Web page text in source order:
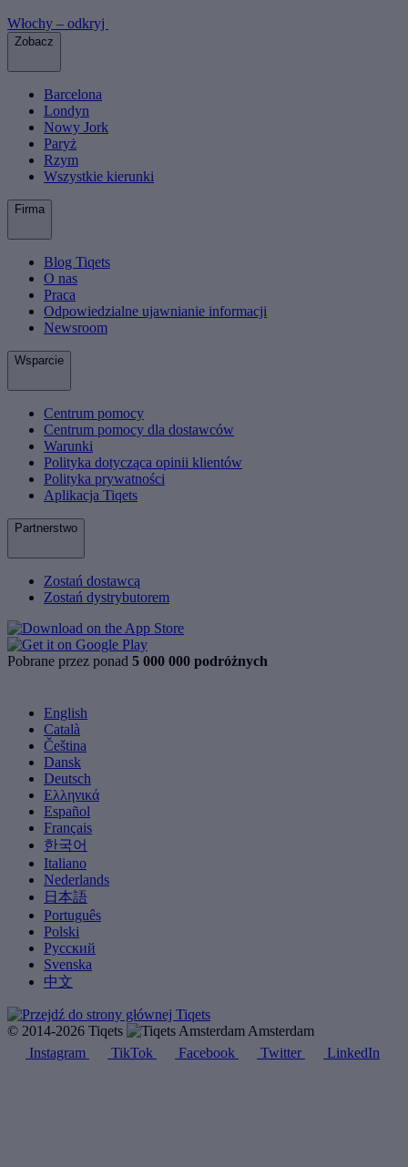
Włochy – odkryj
Zobacz
Barcelona
Londyn
Nowy Jork
Paryż
Rzym
Wszystkie kierunki
Firma
Blog Tiqets
O nas
Praca
Odpowiedzialne ujawnianie informacji
Newsroom
Wsparcie
Centrum pomocy
Centrum pomocy dla dostawców
Warunki
Polityka dotycząca opinii klientów
Polityka prywatności
Aplikacja Tiqets
Partnerstwo
Zostań dostawcą
Zostań dystrybutorem
Pobrane przez ponad 5 000 000 podróżnych
English
Català
Čeština
Dansk
Deutsch
Ελληνικά
Español
Français
한국어
Italiano
Nederlands
日本語
Português
Polski
Русский
Svenska
中文
© 2014-2026 Tiqets
Amsterdam
Instagram
TikTok Facebook Twitter LinkedIn